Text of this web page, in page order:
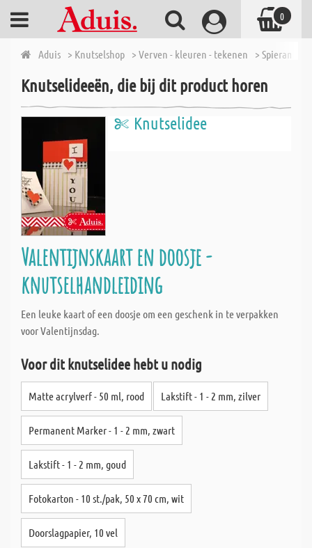
Aduis > Knutselshop > Verven - kleuren - tekenen > Spieramen
Knutselideeën, die bij dit product horen
Knutselidee
Valentijnskaart en doosje -
knutselhandleiding
Een leuke kaart of een doosje om een geschenk in te verpakken
voor Valentijnsdag.
Voor dit knutselidee hebt u nodig
Matte acrylverf - 50 ml, rood Lakstift - 1 - 2 mm, zilver
Permanent Marker - 1 - 2 mm, zwart
Lakstift - 1 - 2 mm, goud
Fotokarton - 10 st./pak, 50 x 70 cm, wit
Doorslagpapier, 10 vel
0